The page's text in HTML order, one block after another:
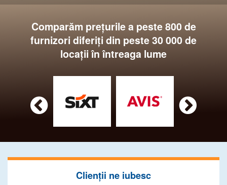
Comparăm preţurile a peste 800 de
furnizori diferiţi din peste 30 000 de
locaţii în întreaga lume
 
Clienţii ne iubesc